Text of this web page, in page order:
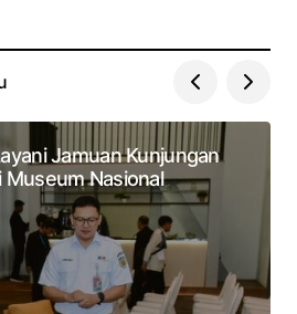
Jamuan Kunjungan
Museum Nasional